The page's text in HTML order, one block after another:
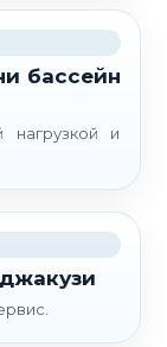
бассейн
и